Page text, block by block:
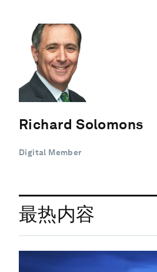
Richard Solomons
Digital Member
最热内容